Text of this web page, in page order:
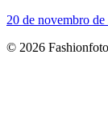
20 de novembro de
© 2026